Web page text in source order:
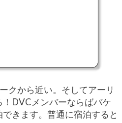
クから近い。そしてアーリ
DVCメンバーならばバケ
きます。普通に宿泊すると